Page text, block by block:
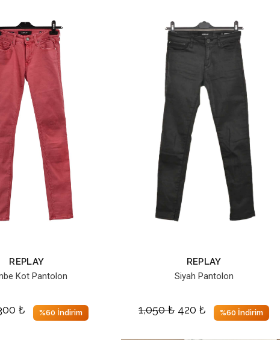
REPLAY
Kot Pantolon
₺ %60 İndirim
REPLAY
Siyah Pantolon
1,050₺ 420₺ %60 İndirim